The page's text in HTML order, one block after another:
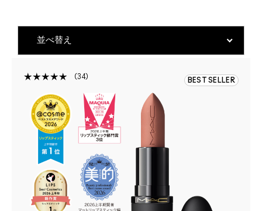
34 BEST SELLER